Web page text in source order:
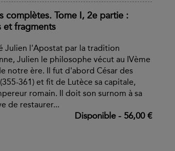
complètes. Tome I, 2e partie :
et fragments
Julien l'Apostat par la tradition
Julien le philosophe vécut au IVème
notre ère. Il fut d'abord César des
361) et fit de Lutèce sa capitale,
romain. Il doit son surnom à sa
de restaurer...
Disponible- 56,00 €